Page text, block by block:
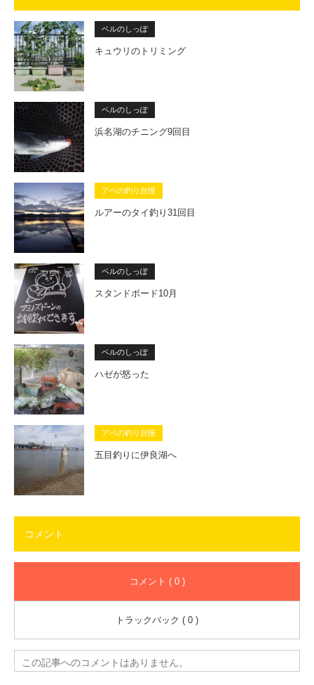
ベルのしっぽ
キュウリのトリミング
ベルのしっぽ
浜名湖のチニング9回目
アベの釣り自慢
ルアーのタイ釣り31回目
ベルのしっぽ
スタンドボード10月
ベルのしっぽ
ハゼが怒った
アベの釣り自慢
五目釣りに伊良湖へ
コメント
コメント ( 0 )
トラックバック ( 0 )
この記事へのコメントはありません。